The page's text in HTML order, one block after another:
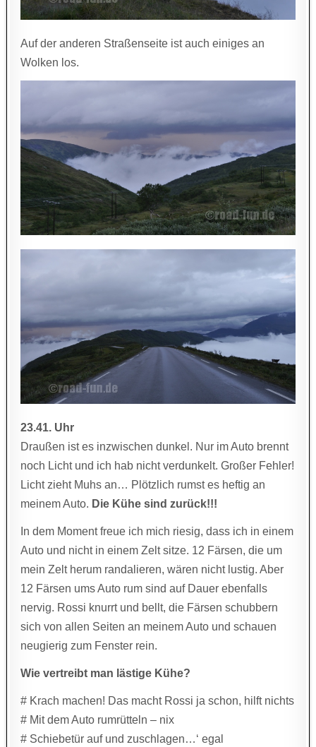
Auf der anderen Straßenseite ist auch einiges an
Wolken los.
23.41. Uhr
Draußen ist es inzwischen dunkel. Nur im Auto brennt
noch Licht und ich hab nicht verdunkelt. Großer Fehler!
Licht zieht Muhs an… Plötzlich rumst es heftig an
meinem Auto. Die Kühe sind zurück!!!
In dem Moment freue ich mich riesig, dass ich in einem
Auto und nicht in einem Zelt sitze. 12 Färsen, die um
mein Zelt herum randalieren, wären nicht lustig. Aber
12 Färsen ums Auto rum sind auf Dauer ebenfalls
nervig. Rossi knurrt und bellt, die Färsen schubbern
sich von allen Seiten an meinem Auto und schauen
neugierig zum Fenster rein.
Wie vertreibt man lästige Kühe?
# Krach machen! Das macht Rossi ja schon, hilft nichts
# Mit dem Auto rumrütteln – nix
# Schiebetür auf und zuschlagen…‘ egal